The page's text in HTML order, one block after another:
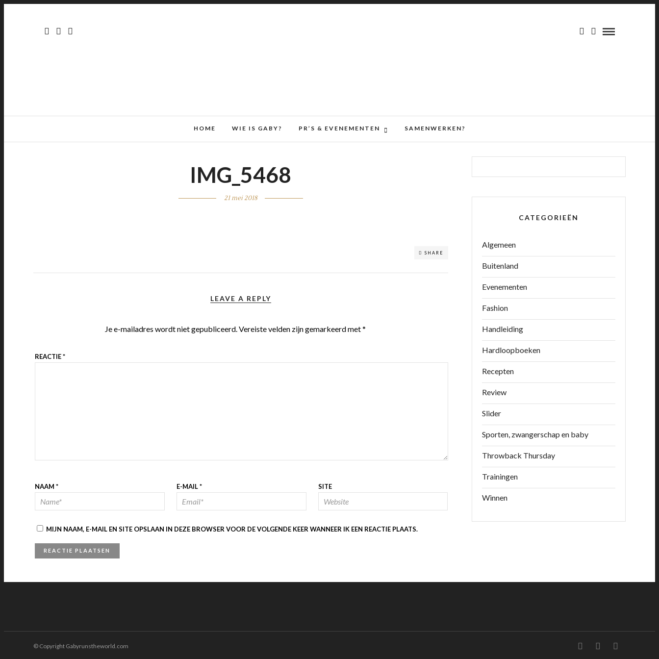
HOME WIE IS GABY? PR’S & EVENEMENTEN SAMENWERKEN?
IMG_5468
21 mei 2018
SHARE
LEAVE A REPLY
Je e-mailadres wordt niet gepubliceerd.Vereiste velden zijn gemarkeerd met*
REACTIE*
NAAM * E-MAIL* SITE
MIJN NAAM, E-MAIL EN SITE OPSLAAN IN DEZE BROWSER VOOR DE VOLGENDE KEER WANNEER IK EEN REACTIE PLAATS.
CATEGORIEËN
Algemeen
Buitenland
Evenementen
Fashion
Handleiding
Hardloopboeken
Recepten
Review
Slider
Sporten, zwangerschap en baby
Throwback Thursday
Trainingen
Winnen
© Copyright Gabyrunstheworld.com